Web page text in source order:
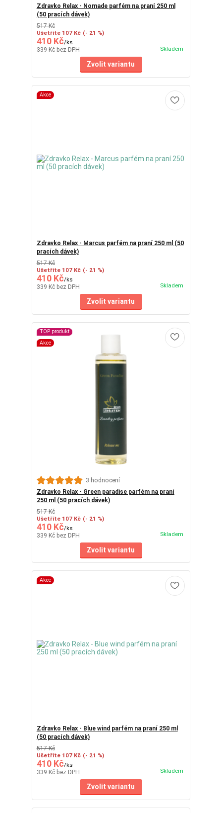
Zdravko Relax - Nomade parfém na praní 250 ml
(50 pracích dávek)
517 Kč
Ušetříte 107 Kč (- 21 %)
410 Kč/ks
339 Kč bez DPH Skladem
Zvolit variantu
Akce
Zdravko Relax - Marcus parfém na praní 250 ml (50
pracích dávek)
517 Kč
Ušetříte 107 Kč (- 21 %)
410 Kč/ks
339 Kč bez DPH Skladem
Zvolit variantu
TOP produkt
Akce
3 hodnocení
Zdravko Relax - Green paradise parfém na praní
250 ml (50 pracích dávek)
517 Kč
Ušetříte 107 Kč (- 21 %)
410 Kč/ks
339 Kč bez DPH Skladem
Zvolit variantu
Akce
Zdravko Relax - Blue wind parfém na praní 250 ml
(50 pracích dávek)
517 Kč
Ušetříte 107 Kč (- 21 %)
410 Kč/ks
339 Kč bez DPH Skladem
Zvolit variantu